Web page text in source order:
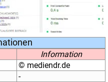
Information
© mediendr.de
-